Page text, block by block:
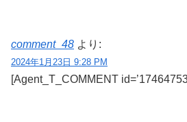
comment_48 より:
2024年1月23日 9:28 PM
[Agent_T_COMMENT